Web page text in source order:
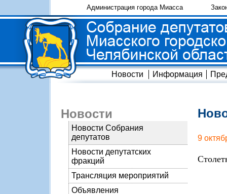
Администрация города Миасса
Новости Информация
Новости
Новости Собрания
депутатов
Новости депутатских
фракций
Трансляция мероприятий
Объявления
9